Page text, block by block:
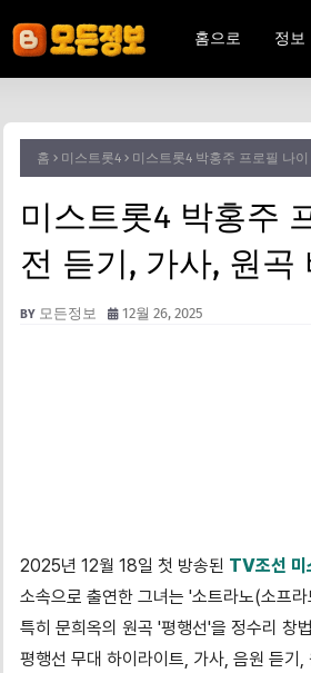
홈으로 정보
홈 미스트롯4 미스트롯4 박홍주 프로필 나
미스트롯4 박홍주
전 듣기, 가사, 원곡
모든정보 12월 26, 2025
2025년 12월 18일 첫 방송된 TV조선 미
소속으로 출연한 그녀는 '소트라노(소프
특히 문희옥의 원곡 '평행선'을 정수리 창
평행선 무대 하이라이트, 가사, 음원 듣기